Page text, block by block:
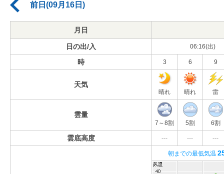
前日(09月16日)
月日
日の出/入 06:16(出)
時 3 6 9
天気
晴れ 晴れ 雷
雲量
7～8割 5割 6割
雲底高度 --- --- ---
朝までの最低気温